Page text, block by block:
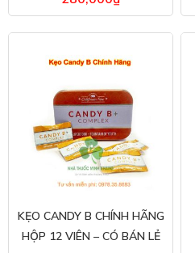
ML
KẸO CANDY B CHÍNH HÃNG
HỘP 12 VIÊN – CÓ BÁN LẺ